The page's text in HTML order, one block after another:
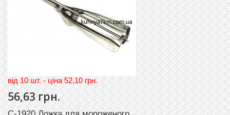
вiд 10 шт. - цiна 52,10 грн.
56,63 грн.